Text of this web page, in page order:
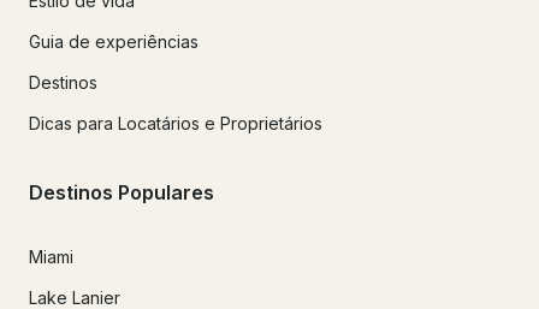
Guia de experiências
Destinos
Dicas para Locatários e Proprietários
Destinos Populares
Miami
Lake Lanier